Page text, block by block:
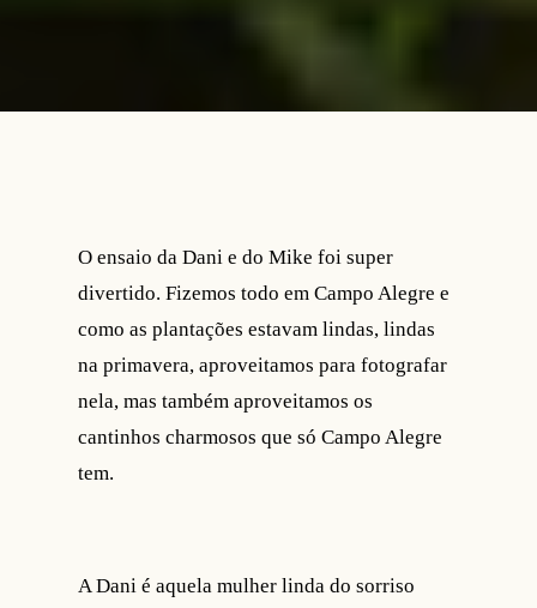
O ensaio da Dani e do Mike foi super
divertido. Fizemos todo em Campo Alegre e
como as plantações estavam lindas, lindas
na primavera, aproveitamos para fotografar
nela, mas também aproveitamos os
cantinhos charmosos que só Campo Alegre
tem.
A Dani é aquela mulher linda do sorriso